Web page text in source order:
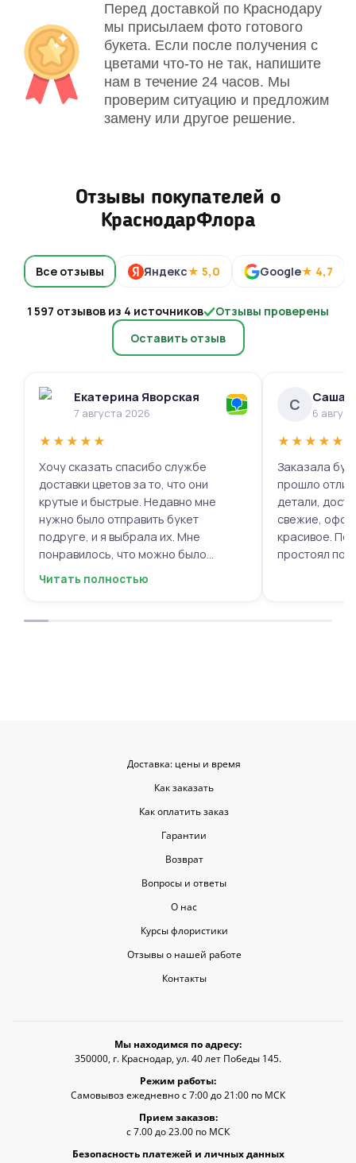
Перед доставкой по Краснодару
мы присылаем фото готового
букета. Если после получения с
цветами что-то не так, напишите
нам в течение 24 часов. Мы
проверим ситуацию и предложим
замену или другое решение.
Отзывы покупателей о
КраснодарФлора
Все отзывы Яндекс★ 5,0 Google★ 4,7
1 597 отзывов из 4 источников
Отзывы проверены
Оставить отзыв
Екатерина Яворская
7 августа 2026
★★★★★
Хочу сказать спасибо службе
доставки цветов за то, что они
крутые и быстрые. Недавно мне
нужно было отправить букет
подруге, и я выбрала их. Мне
понравилось, что можно было
выбрать цветы и оформить заказ
время, и цветы были свежие и
Читать полностью
С Саша
6
★★★★★
Заказала
прошло
детали,
свежие,
красивое.
простоял
Доставка: цены и время
Как заказать
Как оплатить заказ
Гарантии
Возврат
Вопросы и ответы
О нас
Курсы флористики
Отзывы о нашей работе
Контакты
Мы находимся по адресу:
350000, г. Краснодар, ул. 40 лет Победы 145.
Режим работы:
Самовывоз ежедневно с 7:00 до 21:00 по МСК
Прием заказов:
с 7.00 до 23.00 по МСК
Безопасность платежей и личных данных